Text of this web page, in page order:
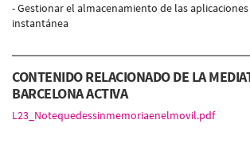
- Gestionar el almacenamiento de las
instantánea
CONTENIDO RELACIONADO DE LA
BARCELONA ACTIVA
L23_Notequedessinmemoriaenelmovil.pdf